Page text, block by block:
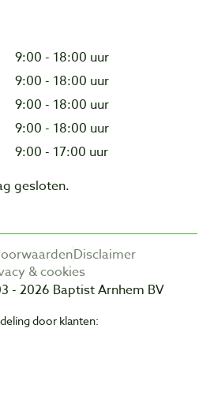
9:00 - 18:00 uur
9:00 - 18:00 uur
9:00 - 18:00 uur
9:00 - 18:00 uur
9:00 - 17:00 uur
gesloten.
Disclaimer
& cookies
- 2026 Baptist Arnhem BV
door klanten: